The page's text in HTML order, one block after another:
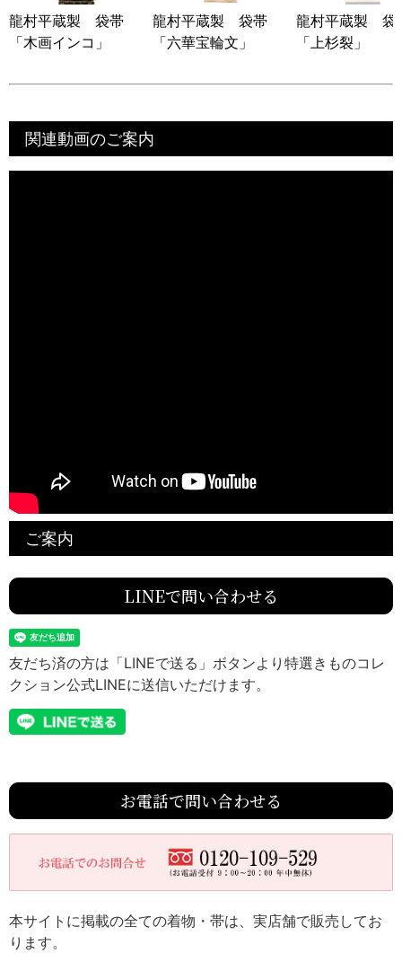
龍村平蔵製 袋帯
「木画インコ」
龍村平蔵製 袋帯
「六華宝輪文」
龍村平蔵製
「上杉裂」
関連動画のご案内
ご案内
本サイトに掲載の全ての着物・帯は、実店舗で販売してお
ります。
LINEで問い合わせる
友だち済の方は「LINEで送る」ボタンより特選きものコレ
クション公式LINEに送信いただけます。
お電話で問い合わせる